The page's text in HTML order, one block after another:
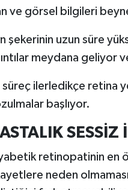
ve görsel bilgileri
şekerinin uzun süre
meydana
süreç ilerledikçe retina
başlıyor.
SESSİZ
retinopatinin en
neden